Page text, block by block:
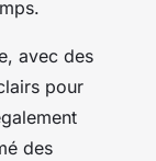
avec des
pour
des